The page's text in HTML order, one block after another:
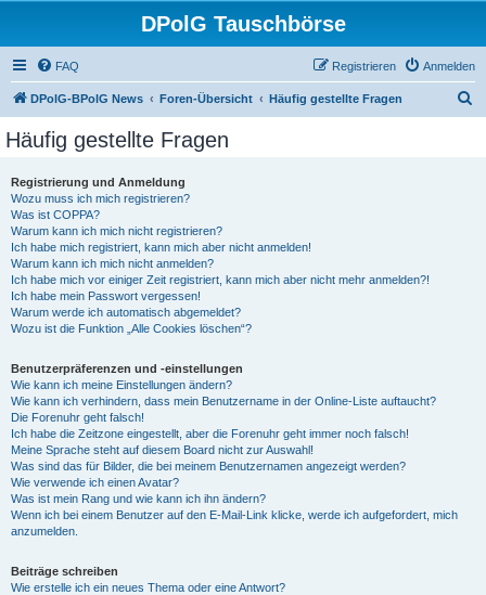
DPolG Tauschbörse
FAQ Anmelden
Registrieren
DPolG-BPolG News Foren-Übersicht Häufig gestellte Fragen
Häufig gestellte Fragen
Registrierung und Anmeldung
Wozu muss ich mich registrieren?
Was ist COPPA?
Warum kann ich mich nicht registrieren?
Ich habe mich registriert, kann mich aber nicht anmelden!
Warum kann ich mich nicht anmelden?
Ich habe mich vor einiger Zeit registriert, kann mich aber nicht mehr anmelden?!
Ich habe mein Passwort vergessen!
Warum werde ich automatisch abgemeldet?
Wozu ist die Funktion „Alle Cookies löschen“?
Benutzerpräferenzen und -einstellungen
Wie kann ich meine Einstellungen ändern?
Wie kann ich verhindern, dass mein Benutzername in der Online-Liste auftaucht?
Die Forenuhr geht falsch!
Ich habe die Zeitzone eingestellt, aber die Forenuhr geht immer noch falsch!
Meine Sprache steht auf diesem Board nicht zur Auswahl!
Was sind das für Bilder, die bei meinem Benutzernamen angezeigt werden?
Wie verwende ich einen Avatar?
Was ist mein Rang und wie kann ich ihn ändern?
Wenn ich bei einem Benutzer auf den E-Mail-Link klicke, werde ich aufgefordert, mich
anzumelden.
Beiträge schreiben
Wie erstelle ich ein neues Thema oder eine Antwort?